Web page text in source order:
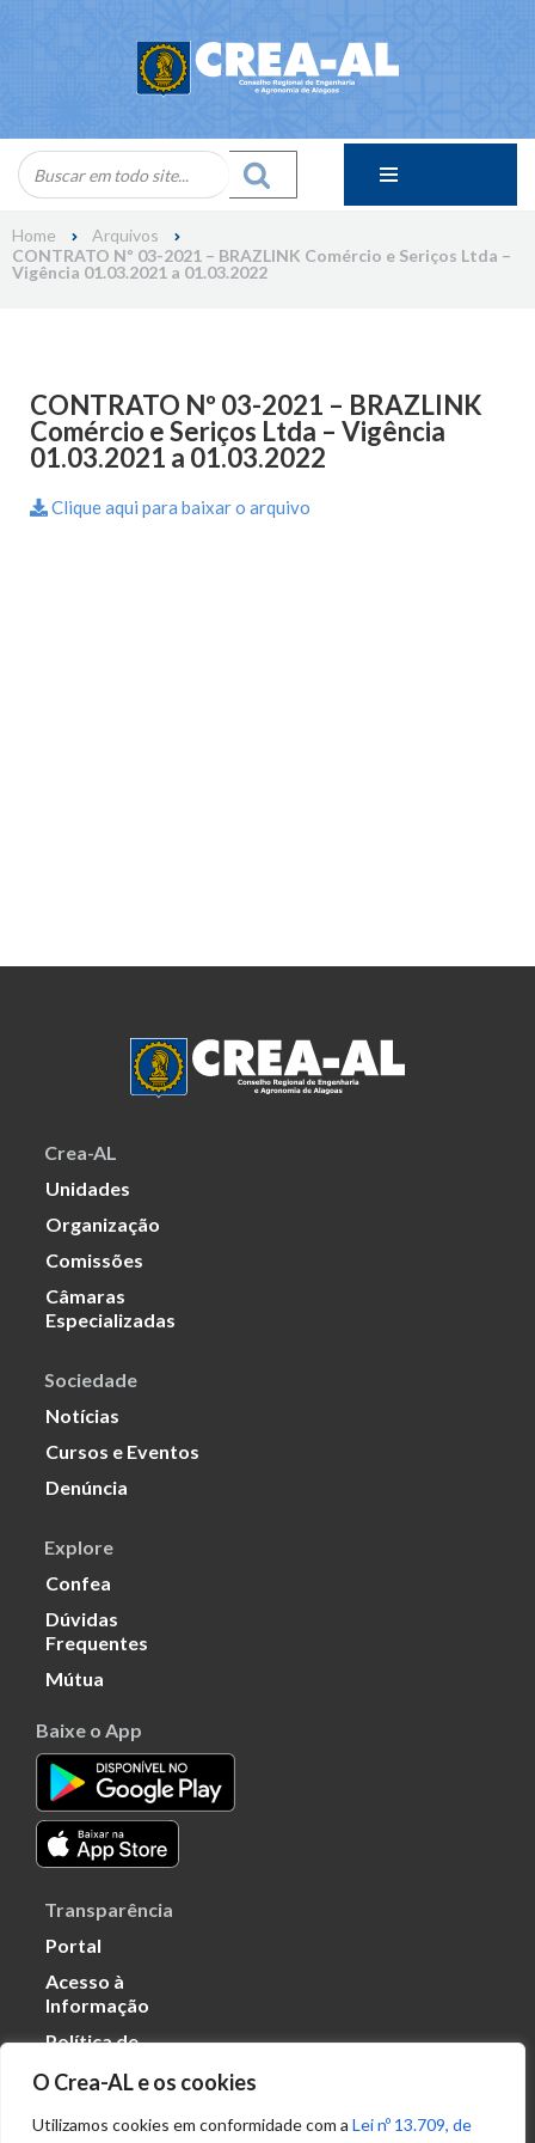
O Crea-AL e os cookies
Utilizamos cookies em conformidade com a Lei nº 13.709, de
Home
Arquivos
CONTRATO Nº 03-2021 – BRAZLINK Comércio e Seriços Ltda –
Vigência 01.03.2021 a 01.03.2022
CONTRATO Nº 03-2021 – BRAZLINK
Comércio e Seriços Ltda – Vigência
01.03.2021 a 01.03.2022
Clique aqui para baixar o arquivo
Crea-AL
Unidades
Organização
Comissões
Câmaras
Especializadas
Sociedade
Notícias
Cursos e Eventos
Denúncia
Explore
Confea
Dúvidas
Frequentes
Mútua
Baixe o App
Transparência
Portal
Acesso à
Informação
Política de
Dados